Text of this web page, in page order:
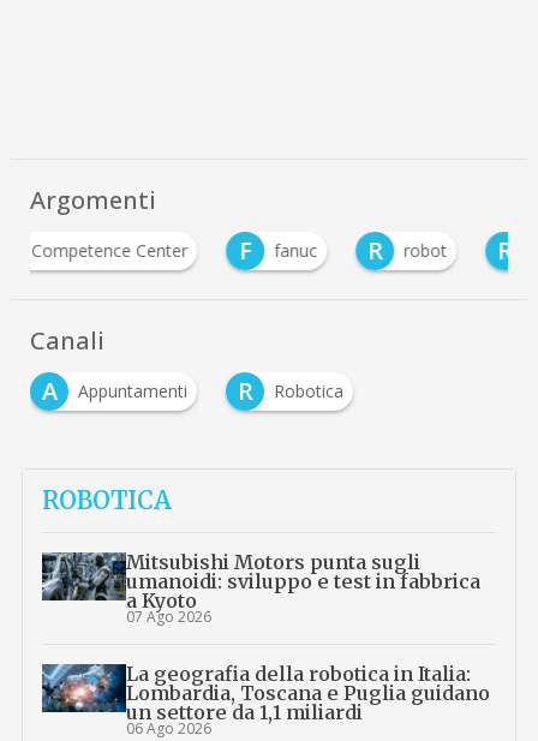
Argomenti
F
fanuc R robot R Robotica
Canali
A
Appuntamenti R Robotica
ROBOTICA
Mitsubishi Motors punta sugli
umanoidi: sviluppo e test in fabbrica
a Kyoto
07 Ago 2026
La geografia della robotica in Italia:
Lombardia, Toscana e Puglia guidano
un settore da 1,1 miliardi
06 Ago 2026